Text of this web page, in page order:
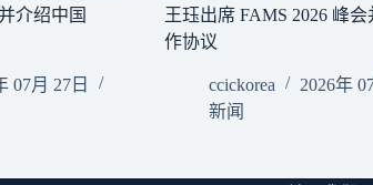
介绍中国
07月 27日
王珏出席 FAMS 2026 峰
作协议
ccickorea
2026年
新闻